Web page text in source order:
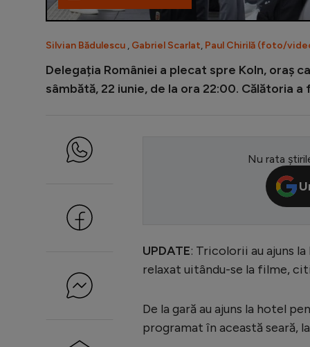
Silvian Bădulescu , Gabriel Scarlat, Paul Chirilă (foto/
Delegația României a plecat spre Koln, oraș
sâmbătă, 22 iunie, de la ora 22:00. Călătoria
Nu rata
UPDATE: Tricolorii au ajuns
relaxat uitându-se la filme,
De la gară au ajuns la hotel
programat în această seară,